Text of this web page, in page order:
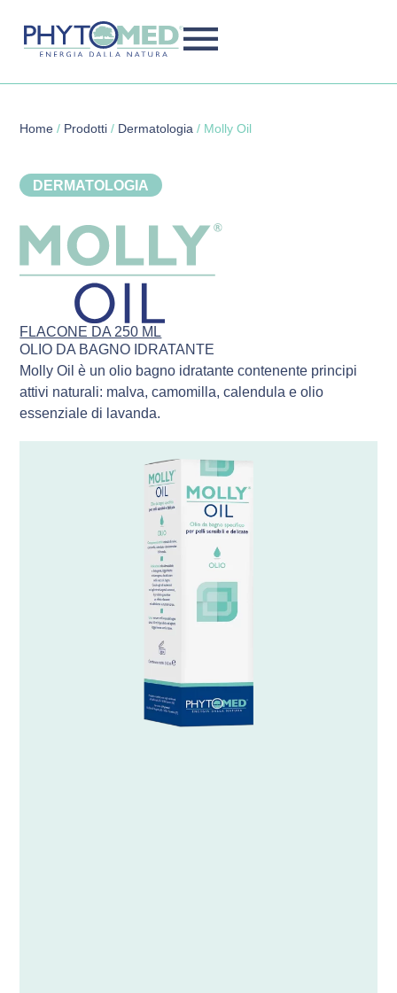
Home / Prodotti / Dermatologia / Molly Oil
DERMATOLOGIA
FLACONE DA 250 ML
OLIO DA BAGNO IDRATANTE
Molly Oil è un olio bagno idratante contenente principi
attivi naturali: malva, camomilla, calendula e olio
essenziale di lavanda.